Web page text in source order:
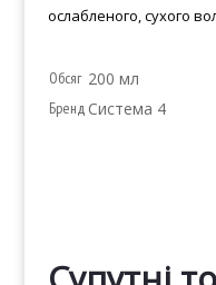
ослабленого, сухого
Обсяг 200 мл
Бренд Система 4